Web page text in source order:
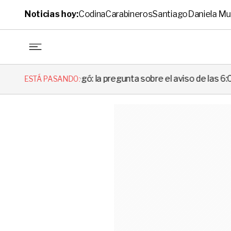
Noticias hoy:CodinaCarabinerosSantiagoDaniela
ESTÁ PASANDO:
la pregunta sobre el aviso de las 6:00 AM que dejó en